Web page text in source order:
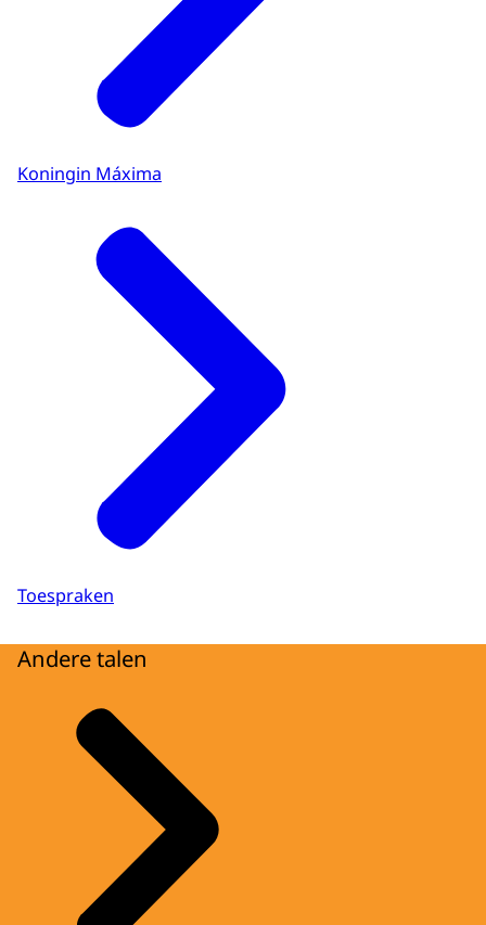
Koningin Máxima
Toespraken
Andere talen